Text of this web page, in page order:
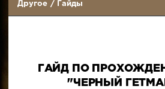
Другое / Гайды
ГАЙД ПО
"ЧЕРНЫЙ